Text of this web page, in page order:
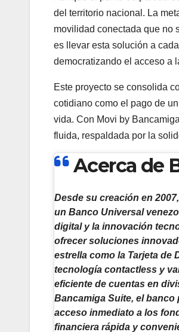
del territorio nacional. La
movilidad conectada que no
es llevar esta solución a
democratizando el acceso a
Este proyecto se consolida
cotidiano como el pago de
vida. Con Movi by
fluida, respaldada por la
Acerca de
Desde su creación en
un Banco Universal
digital y la innovación
ofrecer soluciones
estrella como la Tarjeta de
tecnología contactless y
eficiente de cuentas en
Bancamiga Suite, el
acceso inmediato a los
financiera rápida y